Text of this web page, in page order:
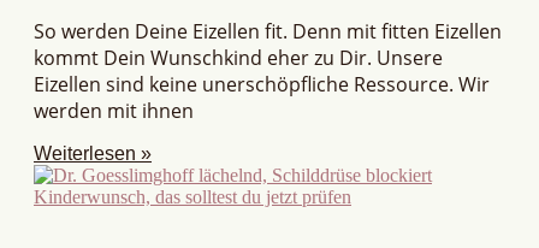
So werden Deine Eizellen fit. Denn mit fitten Eizellen
kommt Dein Wunschkind eher zu Dir. Unsere
Eizellen sind keine unerschöpfliche Ressource. Wir
werden mit ihnen
Weiterlesen »